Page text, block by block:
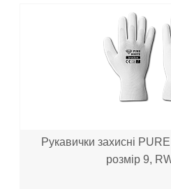
Рукавички захисні
розмір 9,